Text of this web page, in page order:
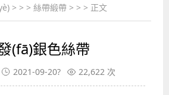
> > > 絲帶緞帶 > > > 正文
(fā)銀色絲帶
2021-09-20? 22,622 次